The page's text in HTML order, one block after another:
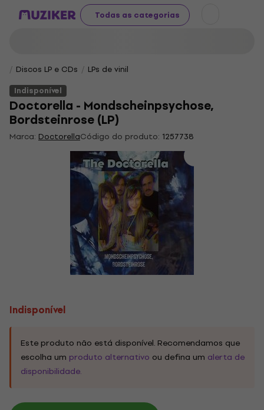
Todas as categorias
Discos LP e CDs
LPs de vinil
Indisponível
Doctorella - Mondscheinpsychose,
Bordsteinrose (LP)
Marca: DoctorellaCódigo do produto: 1257738
Indisponível
Este produto não está disponível. Recomendamos que
escolha um produto alternativo ou defina um alerta de
disponibilidade.